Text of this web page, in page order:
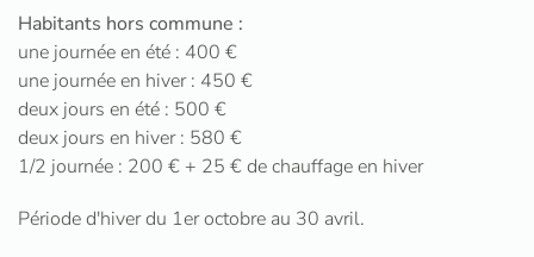
Habitants hors commune :
une journée en été : 400 €
une journée en hiver : 450 €
deux jours en été : 500 €
deux jours en hiver : 580 €
1/2 journée : 200 € + 25 € de chauffage en hiver
Période d'hiver du 1er octobre au 30 avril.